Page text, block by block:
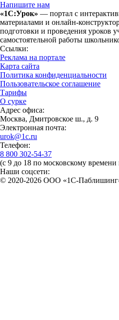
Напишите нам
«1С:Урок» — портал с
материалами и онлайн-
подготовки и проведения уроков
самостоятельной работы
Ссылки:
Реклама на портале
Карта сайта
Политика конфиденциальности
Пользовательское соглашение
Тарифы
О сурке
Адрес офиса:
Москва, Дмитровское ш., д. 9
Электронная почта:
urok@1c.ru
Телефон:
8 800 302-54-37
(с 9 до 18 по московскому времени
Наши соцсети:
© 2020-2026 OOO «1С-